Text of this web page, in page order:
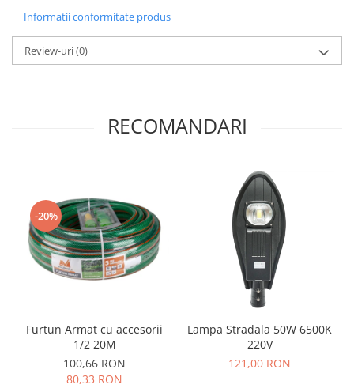
Informatii conformitate produs
Review-uri(0)
RECOMANDARI
-20%
Furtun Armat cu accesorii
1/2 20M
100,66 RON
80,33 RON
Lampa Stradala 50W 6500K
220V
121,00 RON